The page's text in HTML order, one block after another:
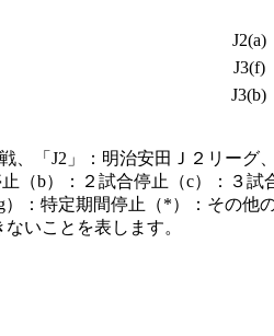
J2(a)
J3(f)
J3(b)
、「J2」：明治安田Ｊ２リーグ
（b）：２試合停止（c）：３試
：特定期間停止（*）：その他
いことを表します。